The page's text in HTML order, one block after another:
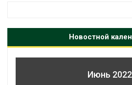
Новостной
Июнь 2022